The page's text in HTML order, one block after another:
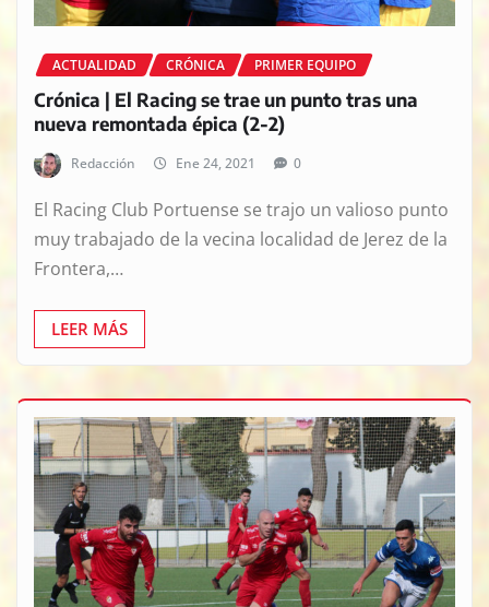
ACTUALIDAD CRÓNICA PRIMER EQUIPO
Crónica | El Racing se trae un punto tras una
nueva remontada épica (2-2)
Redacción Ene 24, 2021 0
El Racing Club Portuense se trajo un valioso punto
muy trabajado de la vecina localidad de Jerez de la
Frontera,…
LEER MÁS